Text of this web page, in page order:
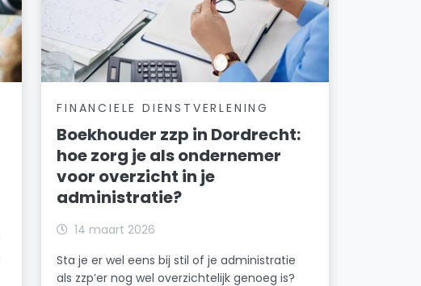
Groenmarkt en omgeving
Groot binnenwater
Handelskade en 's-Gravendeelsedijk
Heysterbachstraat en omgeving
Hoekenessestraat en omgeving
Indische Buurt-Noord
Indische Buurt-Zuid
FINANCIELE DIENSTVERLENING
Boekhouder zzp in Dordrecht:
hoe zorg je als ondernemer
voor overzicht in je
administratie?
14 maart 2026
Sta je er wel eens bij stil of je administratie
als zzp’er nog wel overzichtelijk genoeg is?